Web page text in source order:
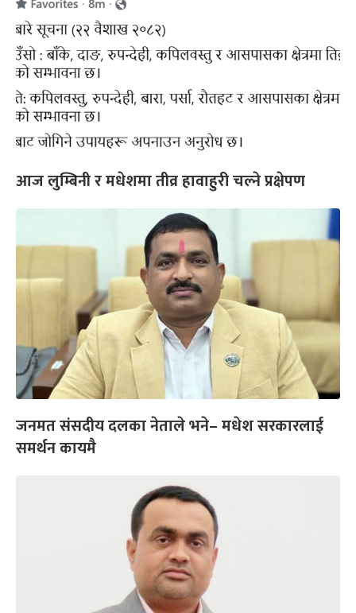
आज लुम्बिनी र मधेशमा तीव्र हावाहुरी चल्ने प्रक्षेपण
जनमत संसदीय दलका नेताले भने– मधेश सरकारलाई
समर्थन कायमै